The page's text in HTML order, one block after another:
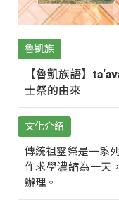
魯凱族
【魯凱族語】
士祭的由來
文化介紹
傳統祖靈祭是一系
作求學濃縮為一天
辦理。